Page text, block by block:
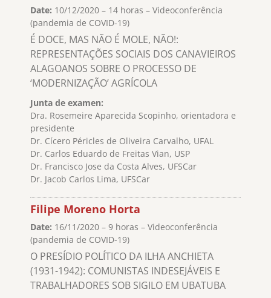
Date: 10/12/2020 – 14 horas – Videoconferência
(pandemia de COVID-19)
É DOCE, MAS NÃO É MOLE, NÃO!:
REPRESENTAÇÕES SOCIAIS DOS CANAVIEIROS
ALAGOANOS SOBRE O PROCESSO DE
‘MODERNIZAÇÃO’ AGRÍCOLA
Junta de examen:
Dra. Rosemeire Aparecida Scopinho, orientadora e
presidente
Dr. Cícero Péricles de Oliveira Carvalho, UFAL
Dr. Carlos Eduardo de Freitas Vian, USP
Dr. Francisco Jose da Costa Alves, UFSCar
Dr. Jacob Carlos Lima, UFSCar
Filipe Moreno Horta
Date: 16/11/2020 – 9 horas – Videoconferência
(pandemia de COVID-19)
O PRESÍDIO POLÍTICO DA ILHA ANCHIETA
(1931-1942): COMUNISTAS INDESEJÁVEIS E
TRABALHADORES SOB SIGILO EM UBATUBA